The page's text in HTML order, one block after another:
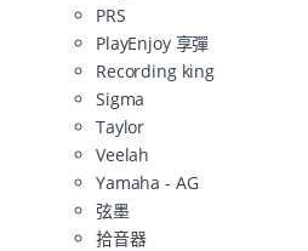
PRS
PlayEnjoy 享彈
Recording king
Sigma
Taylor
Veelah
Yamaha - AG
弦墨
拾音器